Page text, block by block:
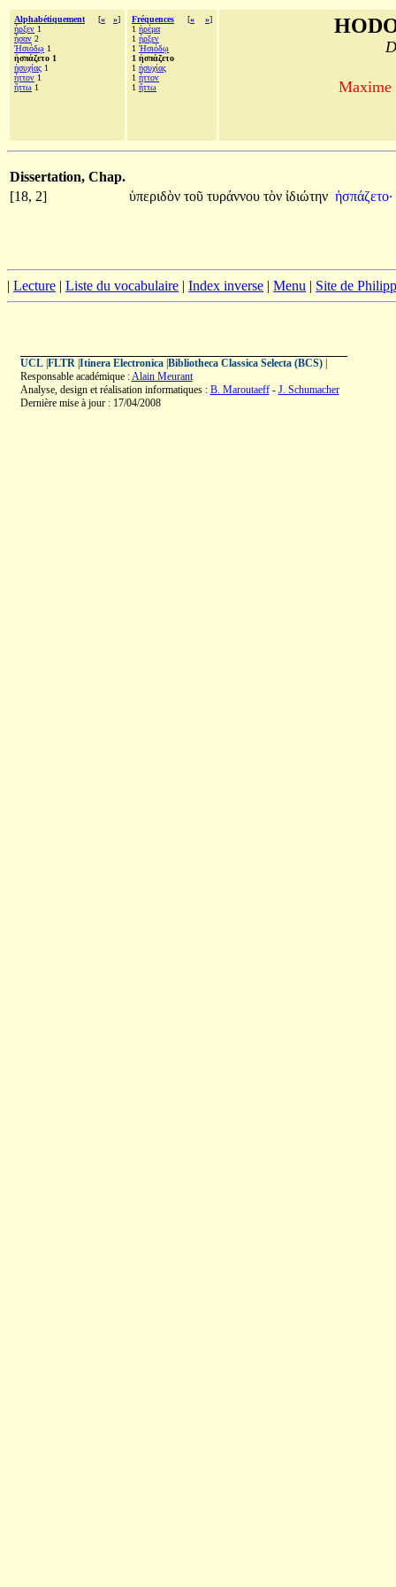
Alphabétiquement [« »]
ἦρξεν 1
ἦσαν 2
Ἡσιόδῳ 1
ἠσπάζετο 1
ἡσυχίας 1
ἧττον 1
ἥττω 1
Fréquences [« »]
1 ἠρέμα
1 ἦρξεν
1 Ἡσιόδῳ
1 ἠσπάζετο
1 ἡσυχίας
1 ἧττον
1 ἥττω Maxime
Dissertation, Chap.
[18, 2]
ὑπεριδὸν τοῦ τυράννου τὸν ἰδιώτην ἠσπάζετο·
| Lecture | Liste du vocabulaire | Index inverse | Menu | Site de
UCL| FLTR| Itinera Electronica| Bibliotheca Classica Selecta (BCS)|
Responsable académique :Alain Meurant
Analyse, design et réalisation informatiques : B. Maroutaeff- J. Schumacher
Dernière mise à jour : 17/04/2008